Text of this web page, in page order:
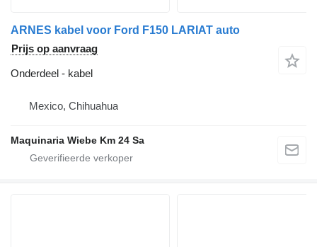
ARNES kabel voor Ford F150 LARIAT auto
Prijs op aanvraag
Onderdeel - kabel
Mexico, Chihuahua
Maquinaria Wiebe Km 24 Sa